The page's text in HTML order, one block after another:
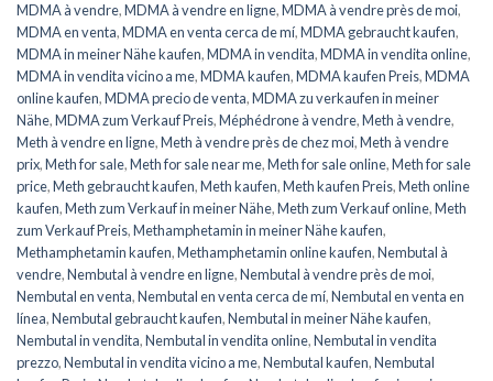
MDMA à vendre,MDMA à vendre en ligne,MDMA à vendre près de moi,
MDMA en venta,MDMA en venta cerca de mí,MDMA gebraucht kaufen,
MDMA in meiner Nähe kaufen,MDMA in vendita,MDMA in vendita online,
MDMA in vendita vicino a me,MDMA kaufen,MDMA kaufen Preis,MDMA
online kaufen,MDMA precio de venta,MDMA zu verkaufen in meiner
Nähe,MDMA zum Verkauf Preis,Méphédrone à vendre,Meth à vendre,
Meth à vendre en ligne,Meth à vendre près de chez moi,Meth à vendre
prix,Meth for sale,Meth for sale near me,Meth for sale online,Meth for sale
price,Meth gebraucht kaufen,Meth kaufen,Meth kaufen Preis,Meth online
kaufen,Meth zum Verkauf in meiner Nähe,Meth zum Verkauf online,Meth
zum Verkauf Preis,Methamphetamin in meiner Nähe kaufen,
Methamphetamin kaufen,Methamphetamin online kaufen,Nembutal à
vendre,Nembutal à vendre en ligne,Nembutal à vendre près de moi,
Nembutal en venta,Nembutal en venta cerca de mí,Nembutal en venta en
línea,Nembutal gebraucht kaufen,Nembutal in meiner Nähe kaufen,
Nembutal in vendita,Nembutal in vendita online,Nembutal in vendita
prezzo,Nembutal in vendita vicino a me,Nembutal kaufen,Nembutal